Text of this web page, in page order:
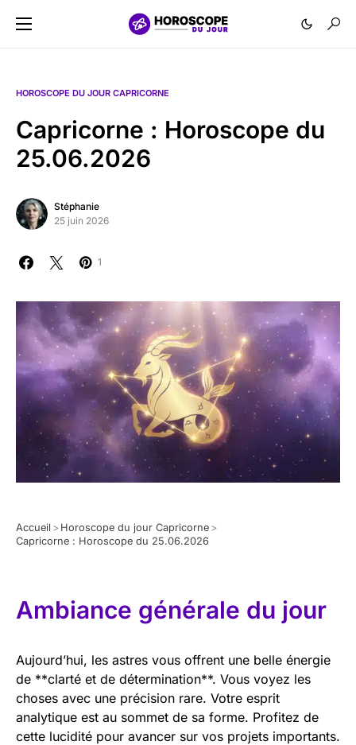
HOROSCOPE DU JOUR CAPRICORNE
Capricorne : Horoscope du
25.06.2026
Stéphanie
25 juin 2026
1
Accueil > Horoscope du jour Capricorne >
Capricorne : Horoscope du 25.06.2026
Ambiance générale du jour
Aujourd’hui, les astres vous offrent une belle énergie
de **clarté et de détermination**. Vous voyez les
choses avec une précision rare. Votre esprit
analytique est au sommet de sa forme. Profitez de
cette lucidité pour avancer sur vos projets importants.